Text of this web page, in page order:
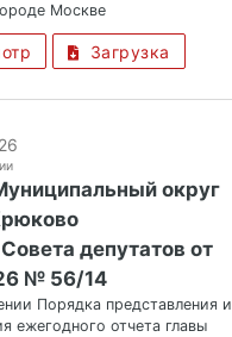
Москве
Загрузка
округ
депутатов от
№ 56/14
Порядка представления и
ежегодного отчета главы